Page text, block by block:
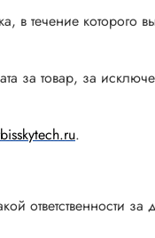
течение которого
за товар, за
.
ответственности за